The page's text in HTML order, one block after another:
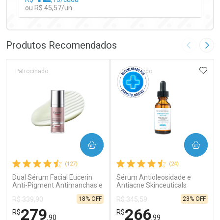
ou R$ 45,57/un
Laboratório
Ativar Desconto
Comprar sem Desconto
Por Menos
Comprar sem Desconto
Produtos Recomendados Imagem
(127)
Dual Sérum Facial Eucerin
Anti-Pigment Antimanchas e
Patrocinado
R$ 339,90
R$279,90
18% OFF
COMPRAR
(24)
Sérum Antioleosidade e
Antiacne Skinceuticals
Blemish + Age Defense 30ml
Patrocinado
R$ 345,59
R$266,99
23% OFF
COMPRAR